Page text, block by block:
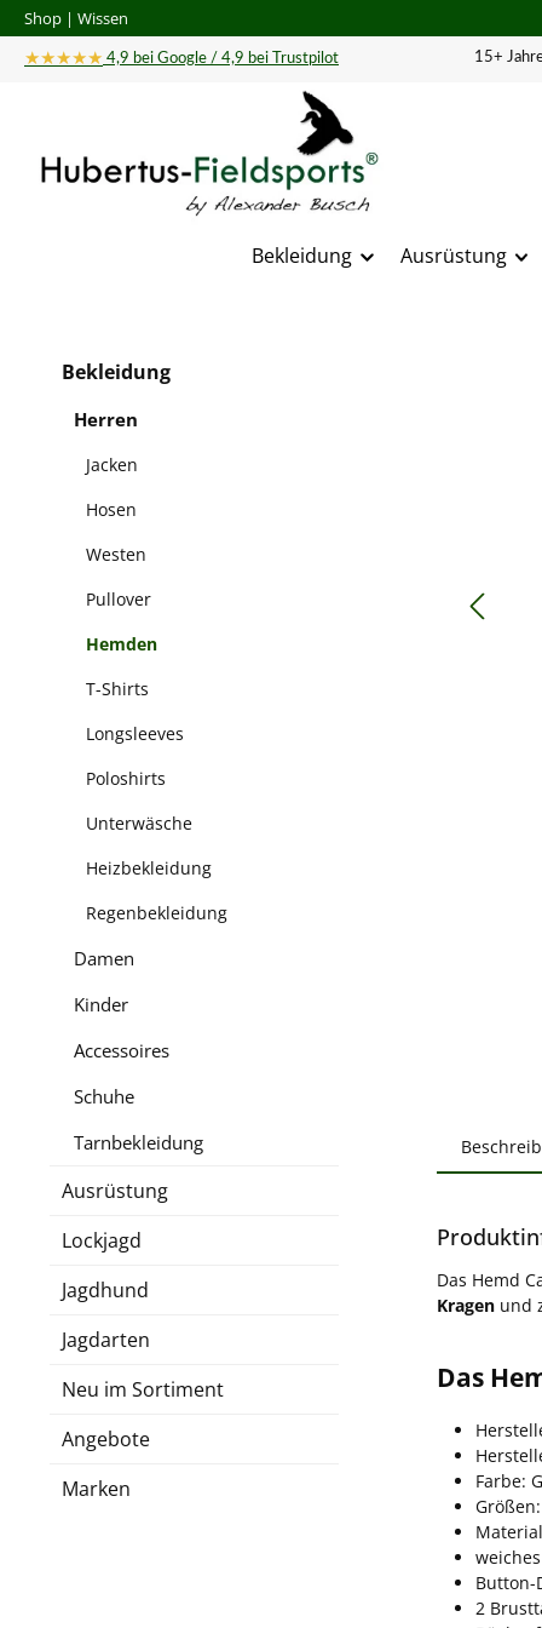
Hauptinhalt springen
Zur Suche springen
Zur Hauptnavigation springen
Shop | Wissen
★★★★★ 4,9 bei Google / 4,9 bei Trustpilot 15+
Bekleidung Ausrüstung
Bekleidung
Herren
Jacken
Hosen
Westen
Pullover
Hemden
T-Shirts
Longsleeves
Poloshirts
Unterwäsche
Heizbekleidung
Regenbekleidung
Damen
Kinder
Accessoires
Schuhe
Tarnbekleidung
Ausrüstung
Lockjagd
Jagdhund
Jagdarten
Neu im Sortiment
Angebote
Marken
Das Hemd
Kragen und
Das
Farbe:
Button-
2